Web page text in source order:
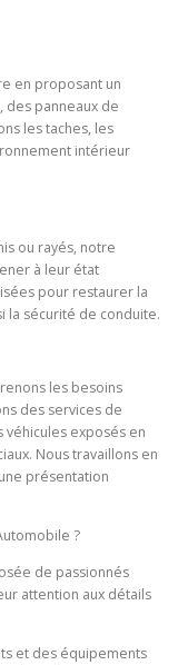
en proposant un
des panneaux de
les taches, les
intérieur
ou rayés, notre
à leur état
pour restaurer la
la sécurité de conduite.
les besoins
des services de
exposés en
Nous travaillons en
présentation
?
de passionnés
attention aux détails
et des équipements